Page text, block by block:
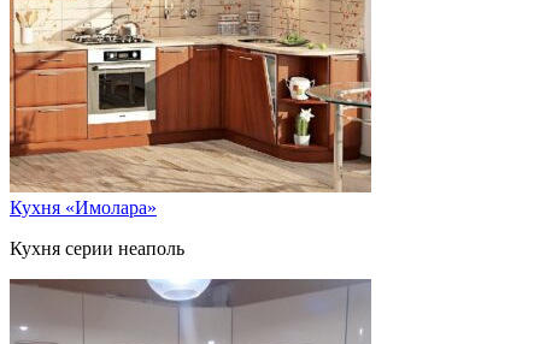
Кухня «Имолара»
Кухня серии неаполь